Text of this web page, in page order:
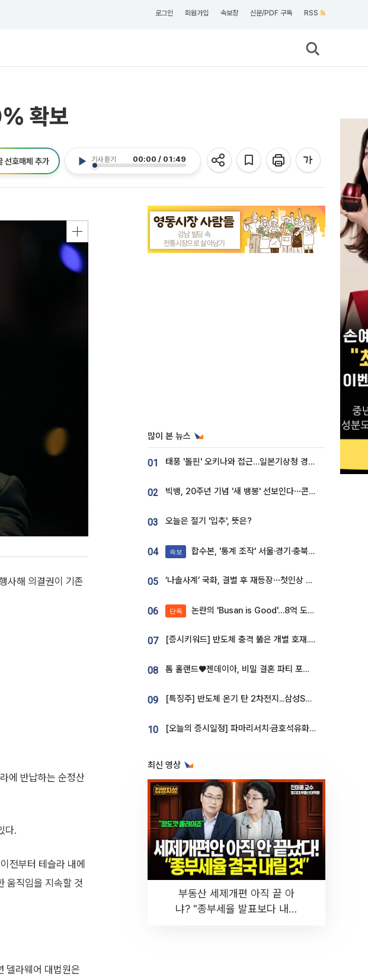
로그인 회원가입 속보창 신문/PDF 구독 RSS
확보
기사 듣기 00:00 / 01:49
선호매체 추가
사해 의결권이 기존
에 반납하는 순정산
다.
전부터 테슬라 내에
움직임을 지속할 것
델라웨어 대법원은
많이 본 뉴스
01 태풍 '돌핀' 오키나와 접근…일본기상청 경로 업데이트
02 빅뱅, 20주년 기념 '새 뱅봉' 선보인다⋯콘서트 앞두고 팝업 개최
03 오늘은 절기 '입추', 뜻은?
04 속보 합수본, '통계 조작' 서울·경기·충북 선관위 등 추가 압수수색
05 ‘나솔사계’ 국화, 결별 후 재등장⋯첫인상 투표 휩쓸고 ‘인기녀’ 등극
06 단독 논란의 'Busan is Good'…8억 도시브랜드, 용산 대통령실 CI 업체가 수행
07 [증시키워드] 반도체 충격 뚫은 개별 호재...포스코퓨처엠·에코프로·한화솔루션 '눈길'
08 톰 홀랜드♥젠데이아, 비밀 결혼 파티 포착⋯호텔 대관비만 9억
09 [특징주] 반도체 온기 탄 2차전지...삼성SDI, 장 초반 7% 넘게 껑충
10 [오늘의 증시일정] 파마리서치·금호석유화학·코오롱인더·상상인증권 등
최신 영상
부동산 세제개편 아직 끝 아
냐? "종부세율 발표보다 내릴